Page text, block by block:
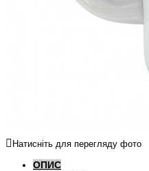
Натисніть для перегляду фото
ОПИС